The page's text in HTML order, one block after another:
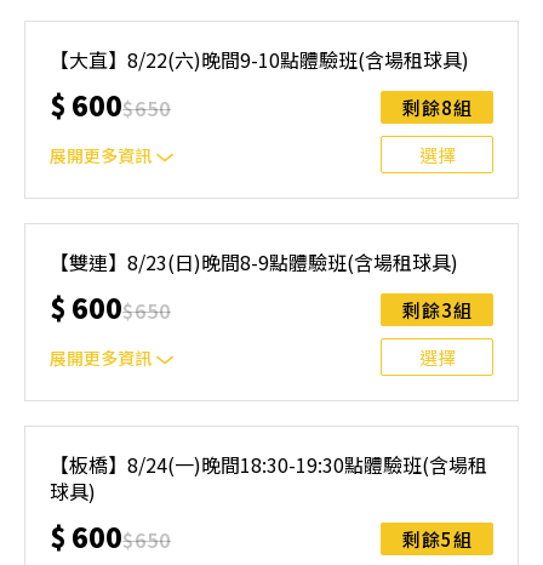
制。歡迎邀請親友一同報名參加，享受團體運動樂趣！ 如
人數未達開班門檻，或因天候不佳無法如期舉行，POA將視
情況安排延期或併班處理。 ⚠️ 報名完成後，如因天候因素
無法上課，僅提供課程延期選項，恕不退費，請參閱【報名
與課程異動規則】。報名後視為您已同意上述規則。
【大直】8/22(六)晚間9-10點體驗班(含場租球具)
$ 600$650
展開更多資訊
剩餘8組
選擇
制。歡迎邀請親友一同報名參加，享受團體運動樂趣！ 如
人數未達開班門檻，或因天候不佳無法如期舉行，POA將視
情況安排延期或併班處理。 ⚠️ 報名完成後，如因天候因素
無法上課，僅提供課程延期選項，恕不退費，請參閱【報名
與課程異動規則】。報名後視為您已同意上述規則。
【雙連】8/23(日)晚間8-9點體驗班(含場租球具)
$ 600$650
展開更多資訊
剩餘3組
選擇
制。歡迎邀請親友一同報名參加，享受團體運動樂趣！ 如
人數未達開班門檻，或因天候不佳無法如期舉行，POA將視
情況安排延期或併班處理。 ⚠️ 報名完成後，如因天候因素
無法上課，僅提供課程延期選項，恕不退費，請參閱【報名
與課程異動規則】。報名後視為您已同意上述規則。
【板橋】8/24(一)晚間18:30-19:30點體驗班(含場租
球具)
$ 600$650
剩餘5組